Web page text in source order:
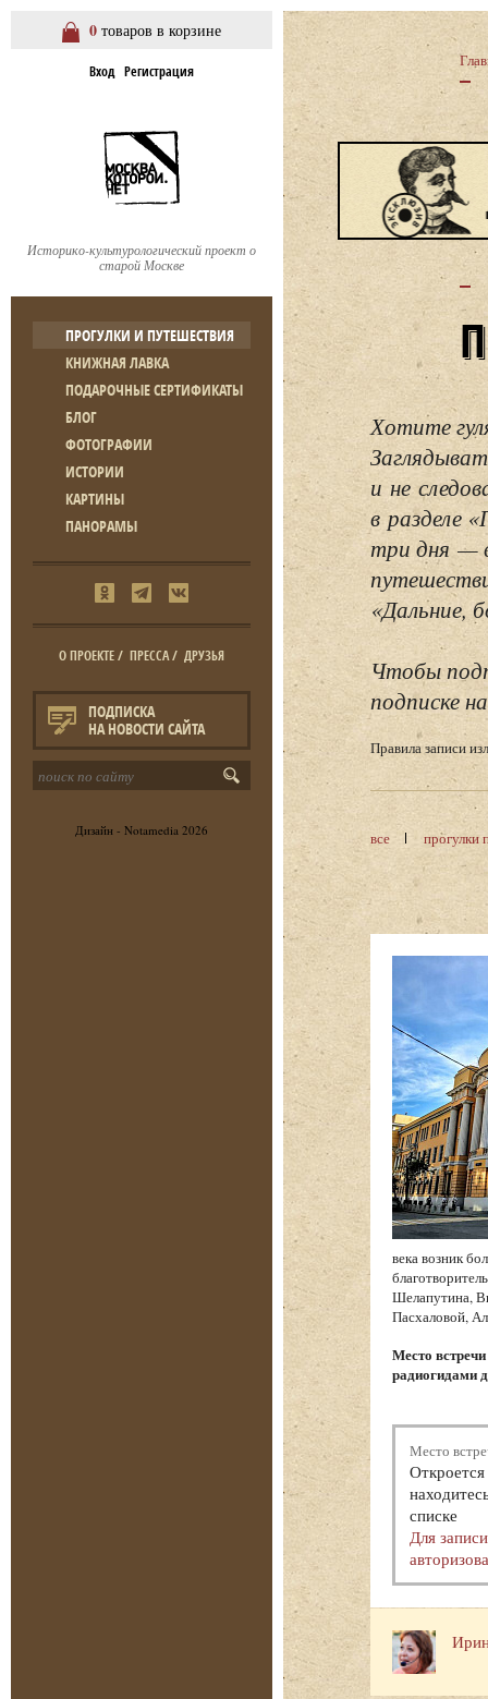
0 товаров в корзине
Вход Регистрация
Историко-культурологический проект о
старой Москве
ПРОГУЛКИ И ПУТЕШЕСТВИЯ
КНИЖНАЯ ЛАВКА
ПОДАРОЧНЫЕ СЕРТИФИКАТЫ
БЛОГ
ФОТОГРАФИИ
ИСТОРИИ
КАРТИНЫ
ПАНОРАМЫ
О ПРОЕКТЕ/ ПРЕССА/ ДРУЗЬЯ
ПОДПИСКА
НА НОВОСТИ САЙТА
Дизайн - Notamedia 2026
Хотите
и не
в разделе
три дня —
«Дальние,
Чтобы
подписке
Правила записи
все прогулки
века возник
Шелапутина,
Пасхаловой,
Место
радиогидами
Место
списке
Для